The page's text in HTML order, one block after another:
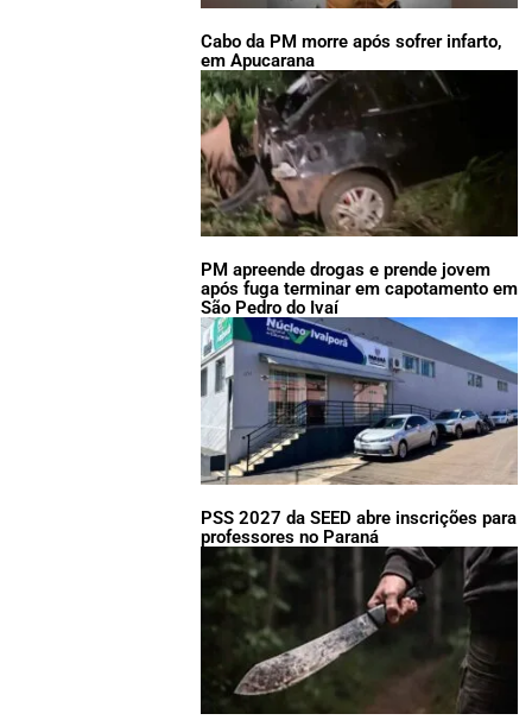
Cabo da PM morre após sofrer infarto,
em Apucarana
PM apreende drogas e prende jovem
após fuga terminar em capotamento em
São Pedro do Ivaí
PSS 2027 da SEED abre inscrições para
professores no Paraná